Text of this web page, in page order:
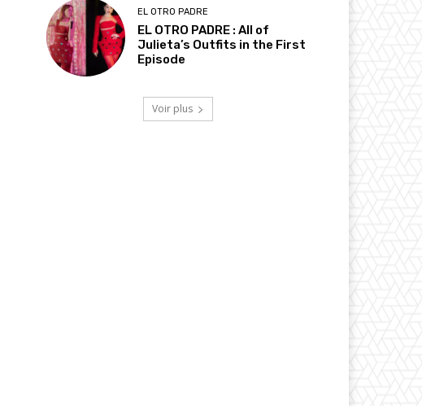
EL OTRO PADRE
EL OTRO PADRE : All of
Julieta’s Outfits in the First
Episode
Voir plus